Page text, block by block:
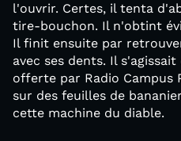
l'ouvrir. Certes, il tenta
tire-bouchon. Il n'obtint
Il finit ensuite par
avec ses dents. Il
offerte par Radio
sur des feuilles de
cette machine du diable.